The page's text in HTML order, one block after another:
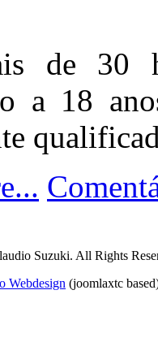
de 30
a 18
Suzuki. All Rights
Webdesign (joomlaxtc